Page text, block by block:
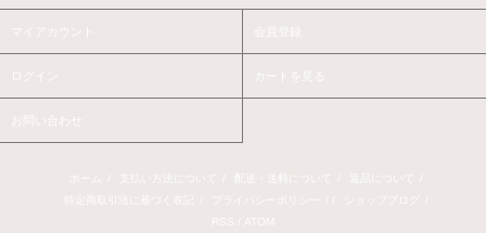
マイアカウント
カートを見る
お問い合わせ
返品について
特定商取引法に基づく表記
RSS
ATOM